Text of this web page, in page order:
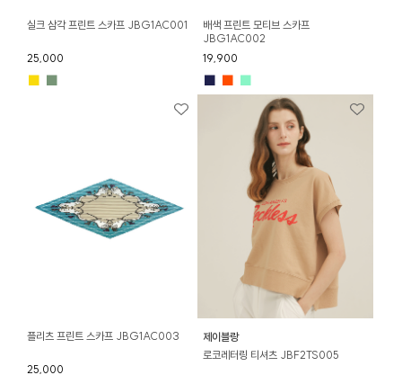
실크 삼각 프린트 스카프 JBG1AC001
25,000
■ ■
배색 프린트 모티브 스카프
JBG1AC002
19,900
■ ■ ■
플리츠 프린트 스카프 JBG1AC003
25,000
제이블랑
로코레터링 티셔츠 JBF2TS005